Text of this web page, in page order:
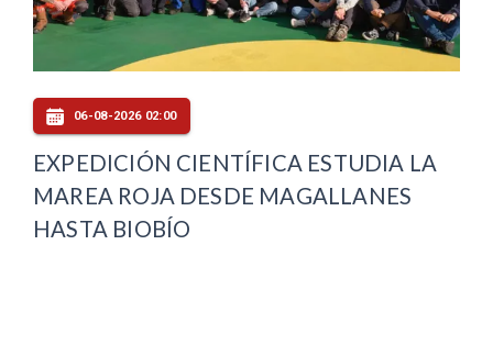
06-08-2026 02:00
EXPEDICIÓN CIENTÍFICA ESTUDIA LA
MAREA ROJA DESDE MAGALLANES
HASTA BIOBÍO